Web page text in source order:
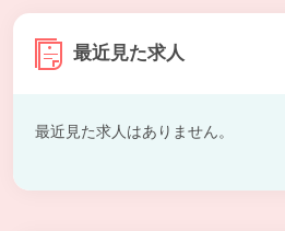
最近見た求人
最近見た求人はありません。